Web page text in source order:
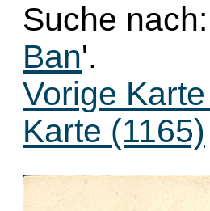
Suche
Ban'.
Vorige
Karte (1165)